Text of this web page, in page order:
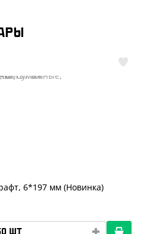
6*197 мм (Новинка)